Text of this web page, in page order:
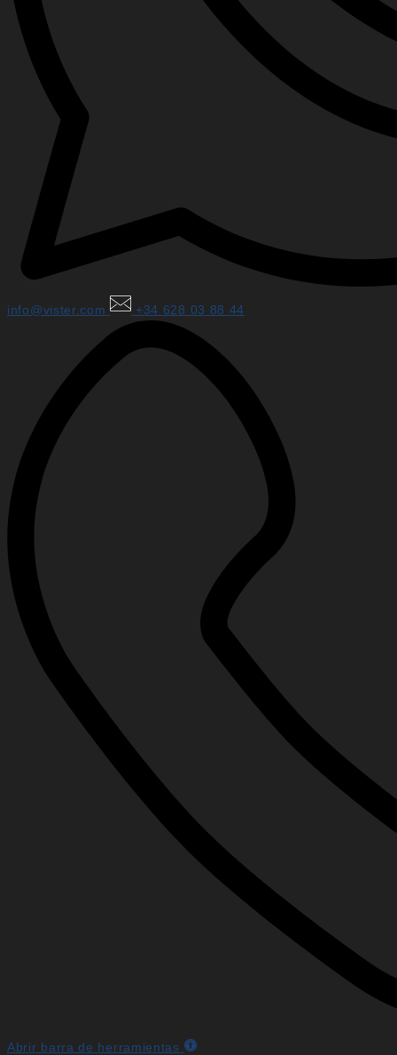
info@vister.com +34 628 03 88 44
Abrir barra de herramientas